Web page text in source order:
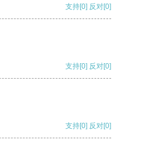
支持[0] 反对[0]
支持[0] 反对[0]
支持[0] 反对[0]